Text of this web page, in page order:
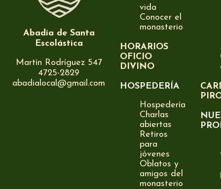
Abadía de Santa
Escolástica
Martín Rodríguez 547
4725-2829
abadialocal@gmail.com
vida
Conocer el
monasterio
HORARIOS
OFICIO
DIVINO
HOSPEDERÍA
Hospedería
Charlas
abiertas
Retiros
para
jóvenes
Oblatos y
amigos del
monasterio